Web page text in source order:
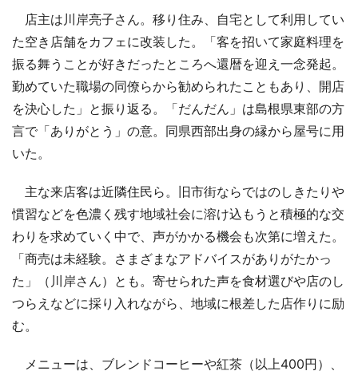
店主は川岸亮子さん。移り住み、自宅として利用してい
た空き店舗をカフェに改装した。「客を招いて家庭料理を
振る舞うことが好きだったところへ還暦を迎え一念発起。
勤めていた職場の同僚らから勧められたこともあり、開店
を決心した」と振り返る。「だんだん」は島根県東部の方
言で「ありがとう」の意。同県西部出身の縁から屋号に用
いた。
主な来店客は近隣住民ら。旧市街ならではのしきたりや
慣習などを色濃く残す地域社会に溶け込もうと積極的な交
わりを求めていく中で、声がかかる機会も次第に増えた。
「商売は未経験。さまざまなアドバイスがありがたかっ
た」（川岸さん）とも。寄せられた声を食材選びや店のし
つらえなどに採り入れながら、地域に根差した店作りに励
む。
メニューは、ブレンドコーヒーや紅茶（以上400円）、